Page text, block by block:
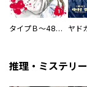
タイプＢ～48時間後、致死率100％～【単話】 ヤド
推理・ミステリー